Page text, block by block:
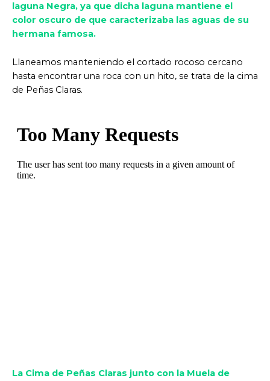
laguna Negra, ya que dicha laguna mantiene el
color oscuro de que caracterizaba las aguas de su
hermana famosa.
Llaneamos manteniendo el cortado rocoso cercano
hasta encontrar una roca con un hito, se trata de la cima
de Peñas Claras.
La Cima de Peñas Claras junto con la Muela de